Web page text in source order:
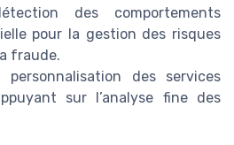
des comportements
pour la gestion des risques
fraude.
des services
sur l’analyse fine des